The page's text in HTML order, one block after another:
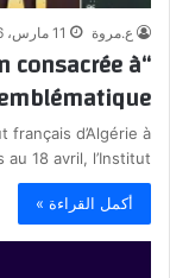
ع.مروة 11 مارس، 2026
consacrée à
français d’Algérie à
18 avril, l’Institut…
أكمل القراءة »